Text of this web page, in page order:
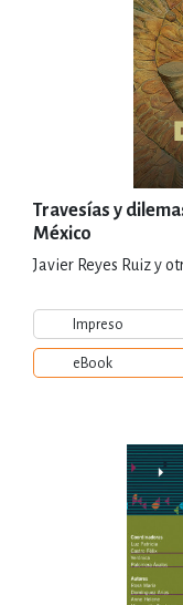
Travesías y
México
Javier Reyes Ruiz y
Impreso
eBook